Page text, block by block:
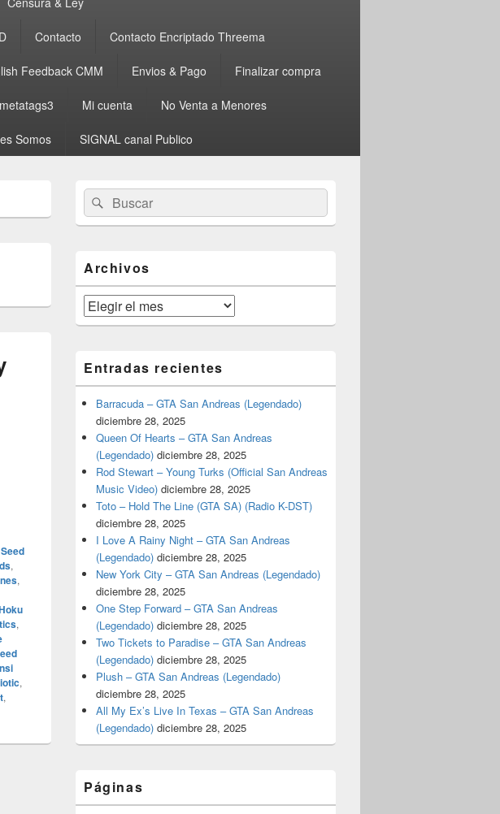
Contacto Contacto Encriptado Threema
Feedback CMM Envios & Pago Finalizar compra
metatags3 Mi cuenta No Venta a Menores
Somos SIGNAL canal Publico
,
,
,
,
,
área
de
widget
lateral
primaria
Buscar
por:
Buscar
Archivos
Archivos
Entradas recientes
Barracuda – GTA San Andreas (Legendado)
diciembre 28, 2025
Queen Of Hearts – GTA San Andreas
(Legendado) diciembre 28, 2025
Rod Stewart – Young Turks (Official San Andreas
Music Video) diciembre 28, 2025
Toto – Hold The Line (GTA SA) (Radio K-DST)
diciembre 28, 2025
I Love A Rainy Night – GTA San Andreas
(Legendado) diciembre 28, 2025
New York City – GTA San Andreas (Legendado)
diciembre 28, 2025
One Step Forward – GTA San Andreas
(Legendado) diciembre 28, 2025
Two Tickets to Paradise – GTA San Andreas
(Legendado) diciembre 28, 2025
Plush – GTA San Andreas (Legendado)
diciembre 28, 2025
All My Ex’s Live In Texas – GTA San Andreas
(Legendado) diciembre 28, 2025
Páginas